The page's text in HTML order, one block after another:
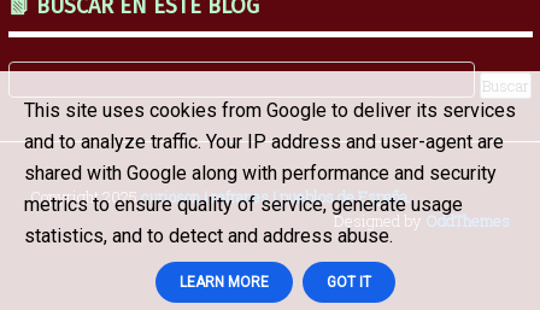
📗 BUSCAR EN ESTE BLOG
Copyright 2025curioson | refranes | pueblos de España
Designed by OddThemes
This site uses cookies from Google to deliver its services
and to analyze traffic. Your IP address and user-agent are
shared with Google along with performance and security
metrics to ensure quality of service, generate usage
statistics, and to detect and address abuse.
LEARN MORE GOT IT